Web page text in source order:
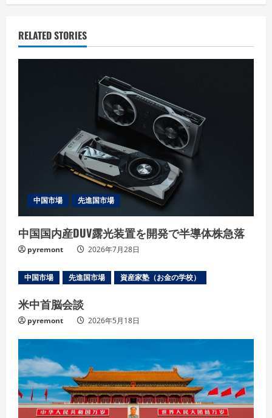
i
n
u
i
n
g
RELATED STORIES
中国市場 先進国市場
中国国内産DUV露光装置を開発で半導体株急落
pyremont 2026年7月28日
中国市場 先進国市場 資産家塾（お金の学校）
米中首脳会談
pyremont 2026年5月18日